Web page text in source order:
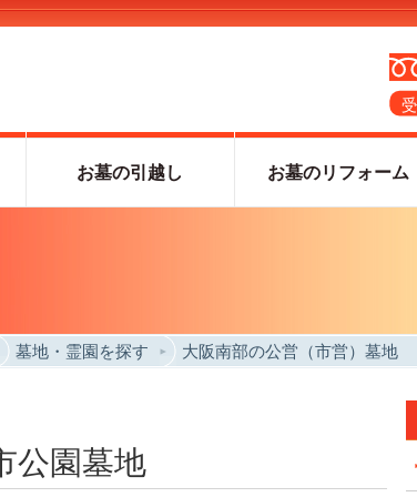
お墓の引越し お墓のリフォーム
墓地・霊園を探す
大阪南部の公営（市営）墓地
公園墓地